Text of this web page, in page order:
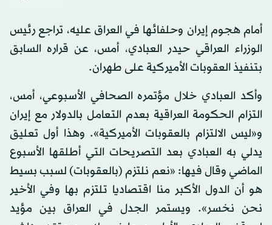
أمام هجوم إيران وحلفائها في العراق عليه، تراجع رئيس
الوزراء العراقي حيدر العبادي، أمس، عن قراره السابق
بتنفيذ العقوبات الأميركية على طهران.
وأكد العبادي خلال مؤتمره الصحافي الأسبوعي، أمس،
التزام الحكومة العراقية بعدم التعامل بالدولار مع إيران
و«ليس الالتزام بالعقوبات الأميركية». وهذا أول تعليق
يدلي به العبادي بعد التصريحات التي أطلقها الأسبوع
الماضي وقال فيها: «نعم نلتزم (بالعقوبات) لسبب بسيط
هو أن الدول الأكبر منا اقتصاديا تلتزم بها وفي الأخير
نحن نخسر». ويستمر الجدل في العراق بين مؤيد